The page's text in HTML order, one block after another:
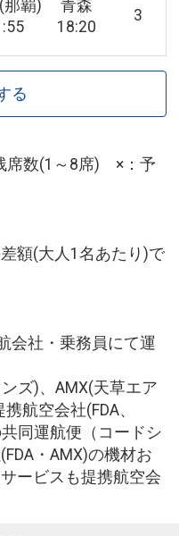
那覇)
青森
18:20
3
る
席数(1～8席) ×：予
額(大人1名あたり)で
会社・乗務員にて運
ズ)、AMX(天草エア
航空会社(FDA、
同運航便（コードシ
・AMX)の機材お
ービスも提携航空会